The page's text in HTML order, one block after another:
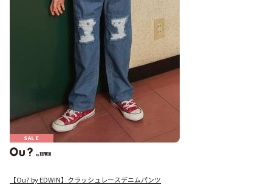
SALE
【Ou? by EDWIN】クラッシュレースデニムパンツ